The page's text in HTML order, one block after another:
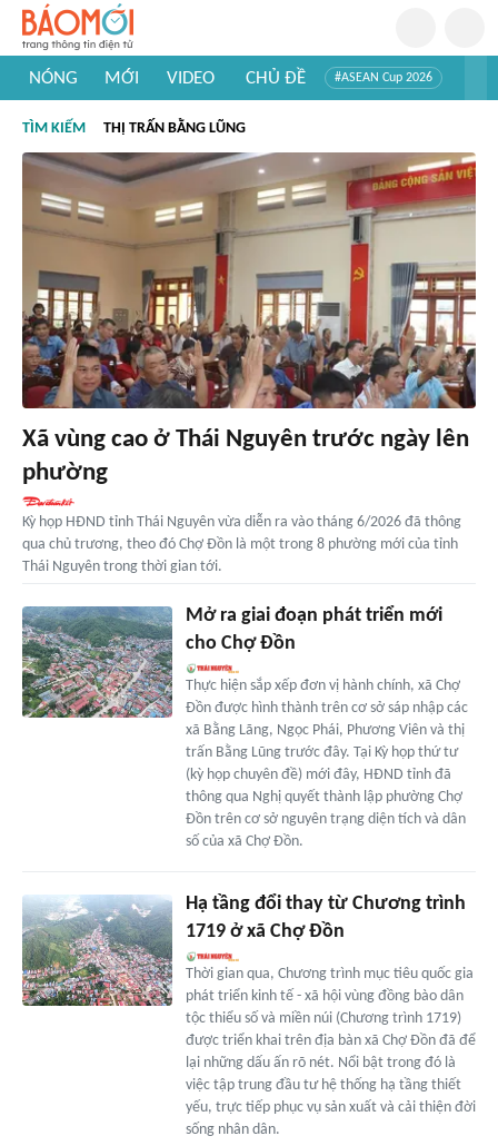
NÓNG MỚI VIDEO CHỦ ĐỀ #ASEAN Cup 2026
#Khám phá thế giới
TÌM KIẾM THỊ TRẤN BẰNG LŨNG
Xã vùng cao ở Thái Nguyên trước ngày lên
phường
Kỳ họp HĐND tỉnh Thái Nguyên vừa diễn ra vào tháng 6/2026 đã thông
qua chủ trương, theo đó Chợ Đồn là một trong 8 phường mới của tỉnh
Thái Nguyên trong thời gian tới.
Mở ra giai đoạn phát triển mới
cho Chợ Đồn
Thực hiện sắp xếp đơn vị hành chính, xã Chợ
Đồn được hình thành trên cơ sở sáp nhập các
xã Bằng Lãng, Ngọc Phái, Phương Viên và thị
trấn Bằng Lũng trước đây. Tại Kỳ họp thứ tư
(kỳ họp chuyên đề) mới đây, HĐND tỉnh đã
thông qua Nghị quyết thành lập phường Chợ
Đồn trên cơ sở nguyên trạng diện tích và dân
số của xã Chợ Đồn.
Hạ tầng đổi thay từ Chương trình
1719 ở xã Chợ Đồn
Thời gian qua, Chương trình mục tiêu quốc gia
phát triển kinh tế - xã hội vùng đồng bào dân
tộc thiểu số và miền núi (Chương trình 1719)
được triển khai trên địa bàn xã Chợ Đồn đã để
lại những dấu ấn rõ nét. Nổi bật trong đó là
việc tập trung đầu tư hệ thống hạ tầng thiết
yếu, trực tiếp phục vụ sản xuất và cải thiện đời
sống nhân dân.